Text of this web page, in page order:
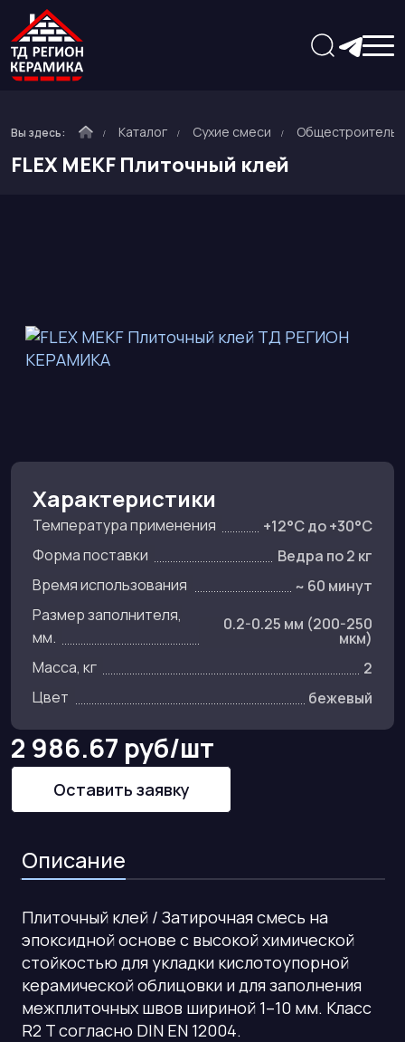
Вы здесь: Каталог Сухие смеси
FLEX MEKF Плиточный клей
Характеристики
Температура применения
+12°C до +30°C
Форма поставки
Ведра по 2 кг
Время использования
~ 60 минут
Размер заполнителя,
мм.
0.2-0.25 мм (200-250
мкм)
Масса, кг
2
Цвет
бежевый
2 986.67 руб/шт
Оставить заявку
Описание
Плиточный клей / Затирочная смесь на
эпоксидной основе с высокой химической
стойкостью для укладки кислотоупорной
керамической облицовки и для заполнения
межплиточных швов шириной 1–10 мм. Класс
R2 T согласно DIN EN 12004.